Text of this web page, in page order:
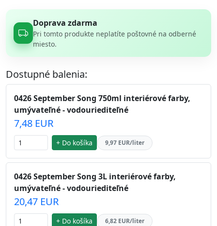
Doprava zdarma
Pri tomto produkte neplatíte poštovné na odberné
miesto.
Dostupné balenia:
0426 September Song 750ml interiérové farby,
umývateľné - vodouriediteľné
7,48 EUR
+ Do košíka 9,97 EUR/liter
0426 September Song 3L interiérové farby,
umývateľné - vodouriediteľné
20,47 EUR
+ Do košíka
6,82 EUR/liter